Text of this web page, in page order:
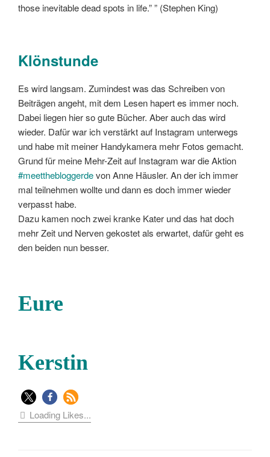
those inevitable dead spots in life.” ” (Stephen King)
Klönstunde
Es wird langsam. Zumindest was das Schreiben von
Beiträgen angeht, mit dem Lesen hapert es immer noch.
Dabei liegen hier so gute Bücher. Aber auch das wird
wieder. Dafür war ich verstärkt auf Instagram unterwegs
und habe mit meiner Handykamera mehr Fotos gemacht.
Grund für meine Mehr-Zeit auf Instagram war die Aktion
#meetthebloggerdevon Anne Häusler. An der ich immer
mal teilnehmen wollte und dann es doch immer wieder
verpasst habe.
Dazu kamen noch zwei kranke Kater und das hat doch
mehr Zeit und Nerven gekostet als erwartet, dafür geht es
den beiden nun besser.
Eure
Kerstin
Loading Likes...